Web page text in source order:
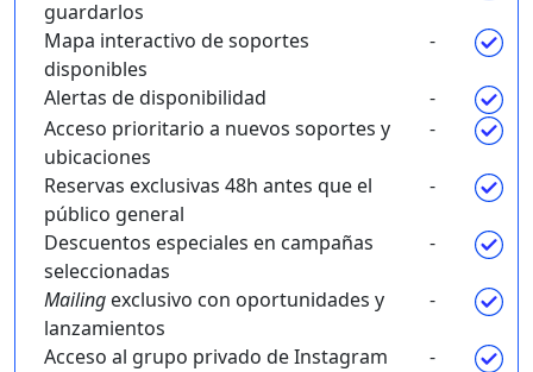
guardarlos
Mapa interactivo de soportes
disponibles
-
Alertas de disponibilidad
-
Acceso prioritario a nuevos soportes y
ubicaciones
-
Reservas exclusivas 48h antes que el
público general
-
Descuentos especiales en campañas
seleccionadas
-
Mailing exclusivo con oportunidades y
lanzamientos
-
Acceso al grupo privado de Instagram
-